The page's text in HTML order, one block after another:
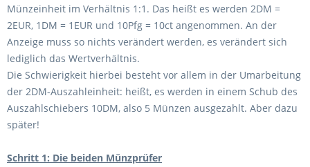
Münzeinheit im Verhältnis 1:1. Das heißt es werden 2DM =
2EUR, 1DM = 1EUR und 10Pfg = 10ct angenommen. An der
Anzeige muss so nichts verändert werden, es verändert sich
lediglich das Wertverhältnis.
Die Schwierigkeit hierbei besteht vor allem in der Umarbeitung
der 2DM-Auszahleinheit: heißt, es werden in einem Schub des
Auszahlschiebers 10DM, also 5 Münzen ausgezahlt. Aber dazu
später!
Schritt 1: Die beiden Münzprüfer